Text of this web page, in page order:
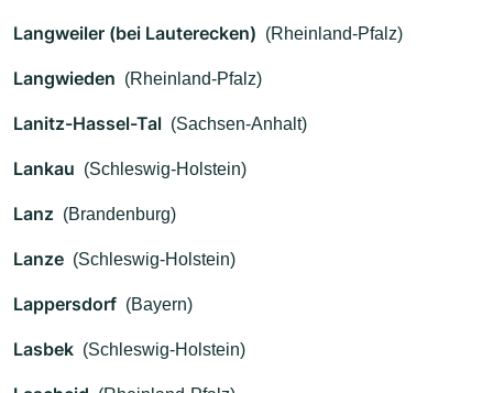
Langweiler (bei Lauterecken) (Rheinland-Pfalz)
Langwieden (Rheinland-Pfalz)
Lanitz-Hassel-Tal (Sachsen-Anhalt)
Lankau (Schleswig-Holstein)
Lanz (Brandenburg)
Lanze (Schleswig-Holstein)
Lappersdorf (Bayern)
Lasbek (Schleswig-Holstein)